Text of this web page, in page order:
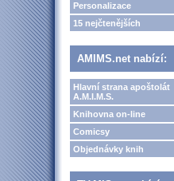
Personalizace
15 nejčtenějších
AMIMS.net nabízí:
Hlavní strana apoštolát
A.M.I.M.S.
Knihovna on-line
Comicsy
Objednávky knih